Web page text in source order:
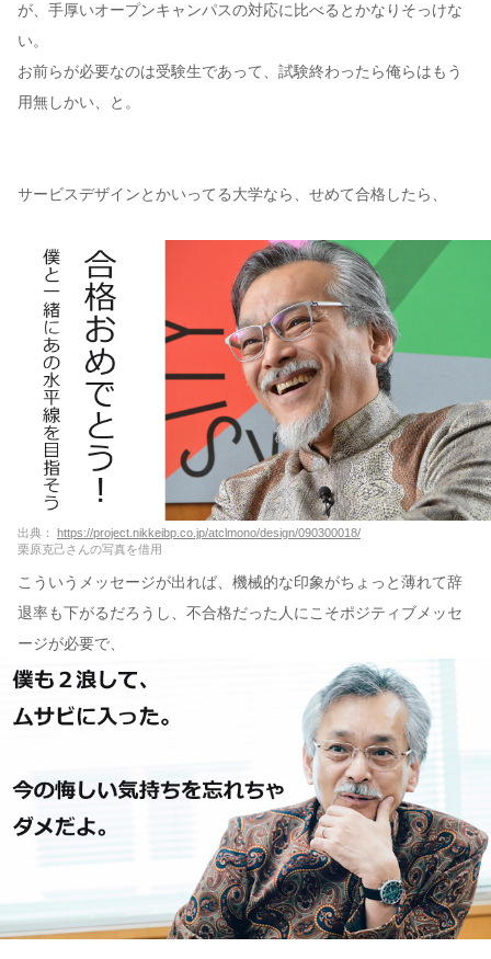
が、手厚いオープンキャンパスの対応に比べるとかなりそっけな
い。
お前らが必要なのは受験生であって、試験終わったら俺らはもう
用無しかい、と。
サービスデザインとかいってる大学なら、せめて合格したら、
出典：
https://project.nikkeibp.co.jp/atclmono/design/090300018/
栗原克己さんの写真を借用
こういうメッセージが出れば、機械的な印象がちょっと薄れて辞
退率も下がるだろうし、不合格だった人にこそポジティブメッセ
ージが必要で、